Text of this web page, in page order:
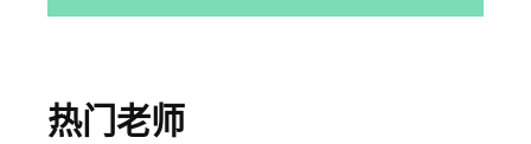
热门老师